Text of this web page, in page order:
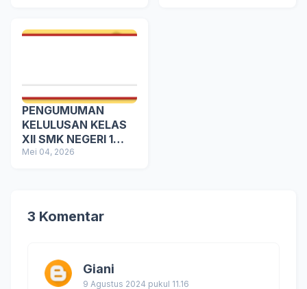
PENGUMUMAN
KELULUSAN KELAS
XII SMK NEGERI 1
SUNGAI ROTAN
Mei 04, 2026
3 Komentar
Giani
9 Agustus 2024 pukul 11.16